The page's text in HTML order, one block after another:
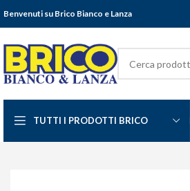
Benvenuti su Brico Bianco e Lanza
TUTTI I PRODOTTI BRICO